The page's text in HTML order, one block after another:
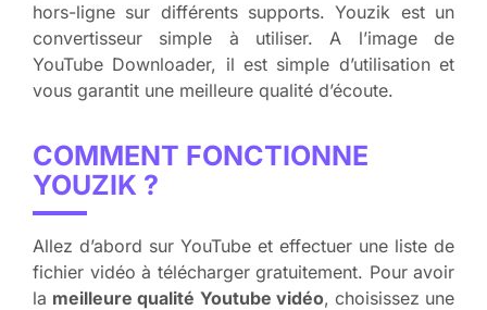
hors-ligne sur différents supports. Youzik est un
convertisseur simple à utiliser. A l’image de
YouTube Downloader, il est simple d’utilisation et
vous garantit une meilleure qualité d’écoute.
COMMENT FONCTIONNE
YOUZIK ?
Allez d’abord sur YouTube et effectuer une liste de
fichier vidéo à télécharger gratuitement. Pour avoir
la meilleure qualité Youtube vidéo, choisissez une